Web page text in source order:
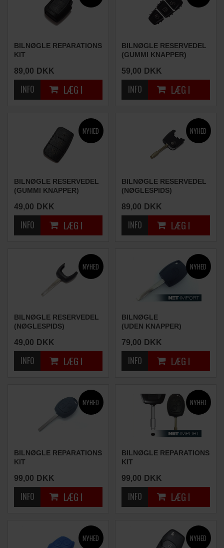
BILNØGLE REPARATIONS
KIT
89,00 DKK
BILNØGLE RESERVEDEL
(GUMMI KNAPPER)
59,00 DKK
BILNØGLE RESERVEDEL
(GUMMI KNAPPER)
49,00 DKK
BILNØGLE RESERVEDEL
(NØGLESPIDS)
89,00 DKK
BILNØGLE RESERVEDEL
(NØGLESPIDS)
49,00 DKK
BILNØGLE
(UDEN KNAPPER)
79,00 DKK
BILNØGLE REPARATIONS
KIT
99,00 DKK
BILNØGLE REPARATIONS
KIT
99,00 DKK